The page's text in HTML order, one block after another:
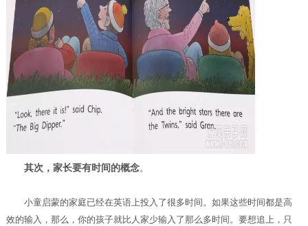
其次，家长要有时间的概念。
小童启蒙的家庭已经在英语上投入了很多时间。如果这些时间都是高
效的输入，那么，你的孩子就比人家少输入了那么多时间。要想追上，只